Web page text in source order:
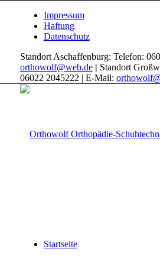
Impressum
Haftung
Datenschutz
Standort Aschaffenburg: Telefon:
orthowolf@web.de | Standort
06022 2045222 | E-Mail:
Startseite